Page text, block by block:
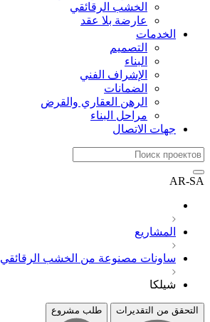
الخشب الرقائقي
عارضة بلا عقد
الخدمات
التصميم
البناء
الإشراف الفني
الضمانات
الرهن العقاري والقرض
مراحل البناء
جهات الاتصال
AR-SA
المشاريع
ساونات مصنوعة من الخشب الرقائقي
شيلكا
التحقق من التقديرات طلب مشروع